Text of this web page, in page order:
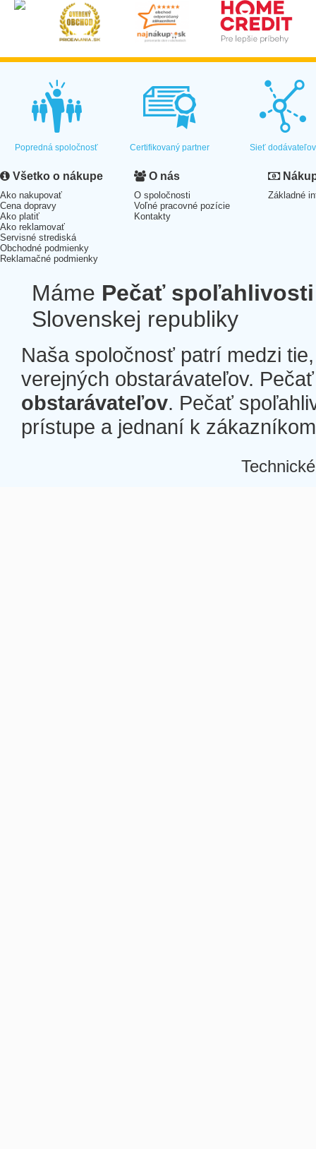
Popredná spoločnosť Certifikovaný partner Sieť dodávateľov
Všetko o nákupe
Ako nakupovať
Cena dopravy
Ako platiť
Ako reklamovať
Servisné strediská
Obchodné podmienky
Reklamačné podmienky
O nás
O spoločnosti
Voľné pracovné pozície
Kontakty
Základné
Máme Pečať spoľahlivosti
Slovenskej republiky
Naša spoločnosť patrí medzi
verejných obstarávateľov.
obstarávateľov. Pečať
prístupe a jednaní k